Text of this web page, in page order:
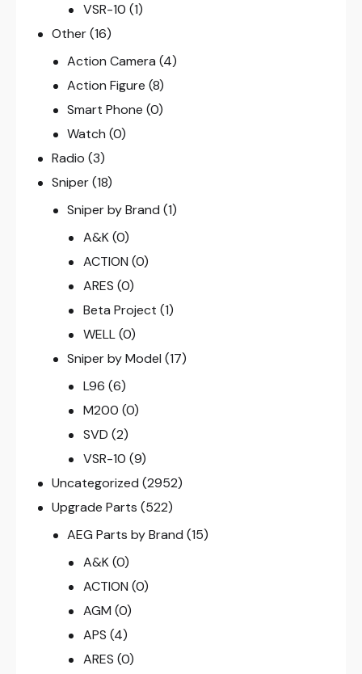
VSR-10 (1)
Other(16)
Action Camera (4)
Action Figure (8)
Smart Phone (0)
Watch (0)
Radio (3)
Sniper(18)
Sniper by Brand (1)
A&K (0)
ACTION (0)
ARES (0)
Beta Project (1)
WELL (0)
Sniper by Model (17)
L96 (6)
M200 (0)
SVD (2)
VSR-10 (9)
Uncategorized (2952)
Upgrade Parts (522)
AEG Parts by Brand (15)
A&K (0)
ACTION (0)
AGM (0)
APS (4)
ARES (0)